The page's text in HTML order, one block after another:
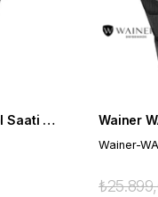
Wainer WA.10000-C Erkek Kol Saati , Swiss Made , Safir Cam
Wainer-